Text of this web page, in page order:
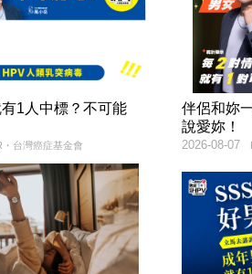
1人中標？不可能
・台灣癌症基金會
伴侶和妳
說愛妳！
2026-08-07